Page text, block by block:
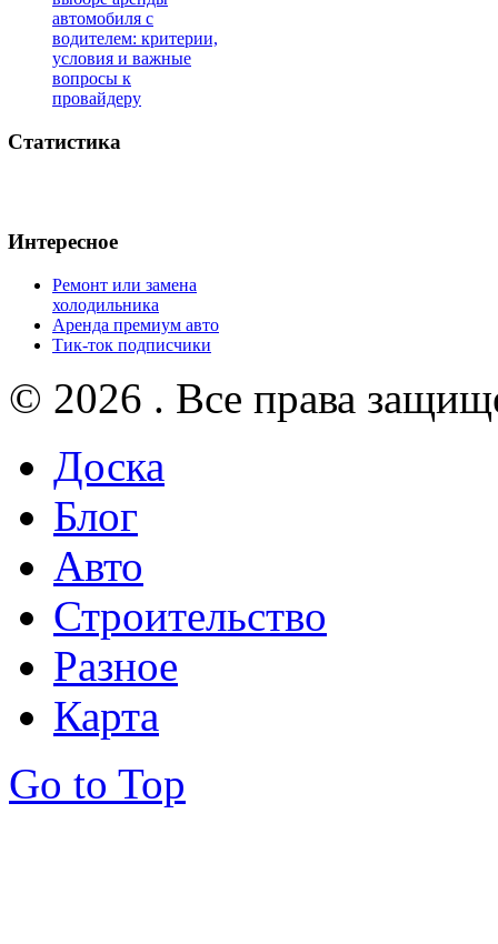
автомобиля с
водителем: критерии,
условия и важные
вопросы к
провайдеру
Статистика
Интересное
Ремонт или замена
холодильника
Аренда премиум авто
Тик-ток подписчики
© 2026 . Все права
Доска
Блог
Авто
Строительство
Разное
Карта
Go to Top